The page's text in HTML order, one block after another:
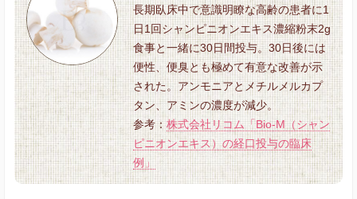
長期臥床中で意識明瞭な高齢の患者に1
日1回シャンピニオンエキス濃縮粉末2g
食事と一緒に30日間投与。30日後には
便性、便臭とも極めて有意な改善が示
された。アンモニアとメチルメルカプ
タン、アミンの濃度が減少。
参考： 株式会社リコム「Bio-M（シャン
ピニオンエキス）の経口投与の臨床
例」